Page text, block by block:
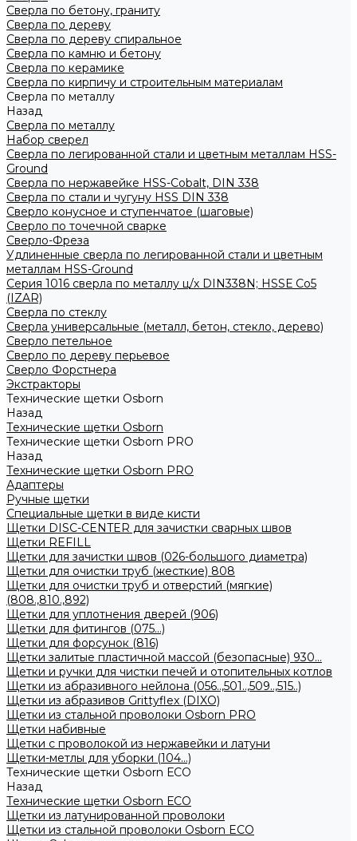
Сверла по бетону, граниту
Сверла по дереву
Сверла по дереву спиральное
Сверла по камню и бетону
Сверла по керамике
Сверла по кирпичу и строительным материалам
Сверла по металлу
Назад
Сверла по металлу
Набор сверел
Сверла по легированной стали и цветным металлам HSS-
Ground
Сверла по нержавейке HSS-Cobalt, DIN 338
Сверла по стали и чугуну HSS DIN 338
Сверло конусное и ступенчатое (шаговые)
Сверло по точечной сварке
Сверло-Фреза
Удлиненные сверла по легированной стали и цветным
металлам HSS-Ground
Серия 1016 сверла по металлу ц/х DIN338N; HSSЕ Со5
(IZAR)
Сверла по стеклу
Сверла универсальные (металл, бетон, стекло, дерево)
Сверло петельное
Сверло по дереву перьевое
Сверло Форстнера
Экстракторы
Технические щетки Osborn
Назад
Технические щетки Osborn
Технические щетки Osborn PRO
Назад
Технические щетки Osborn PRO
Адаптеры
Ручные щетки
Специальные щетки в виде кисти
Щетки DISC-CENTER для зачистки сварных швов
Щетки REFILL
Щетки для зачистки швов (026-большого диаметра)
Щетки для очистки труб (жесткие) 808
Щетки для очистки труб и отверстий (мягкие)
(808.,810.,892)
Щетки для уплотнения дверей (906)
Щетки для фитингов (075...)
Щетки для форсунок (816)
Щетки залитые пластичной массой (безопасные) 930...
Щетки и ручки для чистки печей и отопительных котлов
Щетки из абразивного нейлона (056..,501..,509..,515..)
Щетки из абразивов Grittyflex (DIXO)
Щетки из стальной проволоки Osborn PRO
Щетки набивные
Щетки с проволокой из нержавейки и латуни
Щетки-метлы для уборки (104...)
Технические щетки Osborn ЕСО
Назад
Технические щетки Osborn ЕСО
Щетки из латунированной проволоки
Щетки из стальной проволоки Osborn ECO